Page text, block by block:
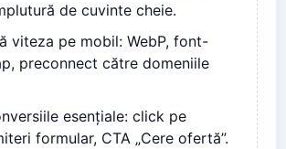
de cuvinte cheie.
viteza pe mobil: WebP, font-
preconnect către domeniile
esențiale: click pe
formular, CTA „Cere ofertă”.